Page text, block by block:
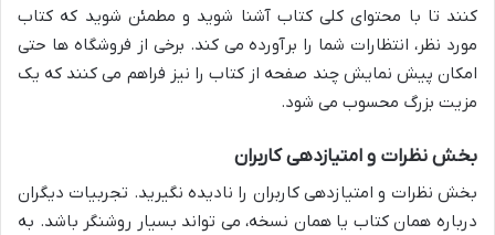
کنند تا با محتوای کلی کتاب آشنا شوید و مطمئن شوید که کتاب
مورد نظر، انتظارات شما را برآورده می کند. برخی از فروشگاه ها حتی
امکان پیش نمایش چند صفحه از کتاب را نیز فراهم می کنند که یک
مزیت بزرگ محسوب می شود.
بخش نظرات و امتیازدهی کاربران
بخش نظرات و امتیازدهی کاربران را نادیده نگیرید. تجربیات دیگران
درباره همان کتاب یا همان نسخه، می تواند بسیار روشنگر باشد. به